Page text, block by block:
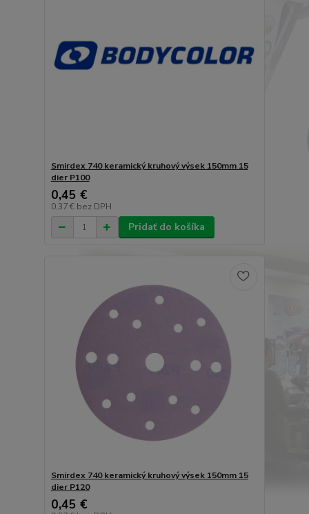
Smirdex 740 keramický kruhový výsek 150mm 15
dier P100
0,45 €
0,37 € bez DPH
Pridať do košíka
Smirdex 740 keramický kruhový výsek 150mm 15
dier P120
0,45 €